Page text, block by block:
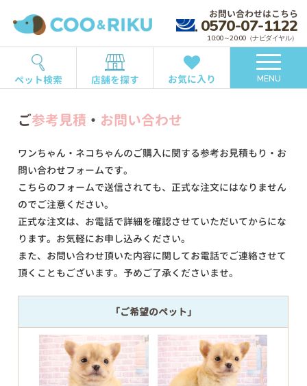
お問い合わせはこちら
0570-07-1122
10:00～20:00（ナビダイヤル）
ペット検索 店舗を探す お気に入り MENU
ご参考見積 ・ お問い合わせ
ワンちゃん・ネコちゃんのご購入に関する参考お見積もり・お
問い合わせフォームです。
こちらのフォームで送信されても、正式な注文にはなりません
のでご注意ください。
正式な注文は、お電話で詳細を確認させていただいてからにな
ります。お気軽にお申し込みください。
また、お問い合わせ頂いた内容に関してお電話でご連絡させて
頂くこともございます。予めご了承くださいませ。
「ご希望のペット」